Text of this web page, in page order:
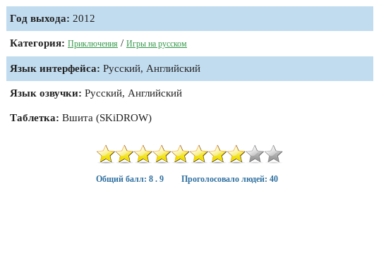
Год выхода: 2012
Категория: Приключения / Игры на русском
Язык интерфейса: Русский, Английский
Язык озвучки: Русский, Английский
Таблетка: Вшита (SKiDROW)
Общий балл: 8 . 9 Проголосовало людей: 40